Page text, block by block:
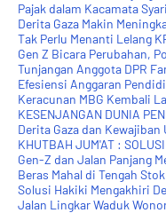
Pajak dalam Kacamata
Derita Gaza Makin
Tak Perlu Menanti Lelang
Gen Z Bicara Perubahan,
Tunjangan Anggota DPR
Efesiensi Anggaran
Keracunan MBG Kembali
KESENJANGAN DUNIA
Derita Gaza dan
KHUTBAH JUM'AT :
Gen-Z dan Jalan Panjang
Beras Mahal di Tengah
Solusi Hakiki Mengakhiri
Jalan Lingkar Waduk